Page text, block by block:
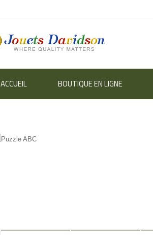
ACCUEIL BOUTIQUE EN LIGNE